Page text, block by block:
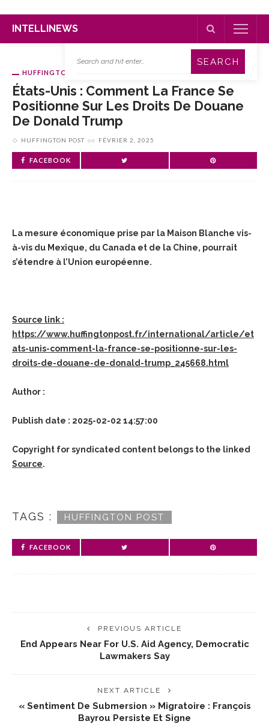
INTELLINEWS
HUFFINGTON POST
États-Unis : Comment La France Se
Positionne Sur Les Droits De Douane
De Donald Trump
HUFFINGTON POST on FÉVRIER 2, 2025
FACEBOOK
La mesure économique prise par la Maison Blanche vis-
à-vis du Mexique, du Canada et de la Chine, pourrait
s’étendre à l’Union européenne.
Source link :
https://www.huffingtonpost.fr/international/article/et
ats-unis-comment-la-france-se-positionne-sur-les-
droits-de-douane-de-donald-trump_245668.html
Author :
Publish date : 2025-02-02 14:57:00
Copyright for syndicated content belongs to the linked
Source.
TAGS : HUFFINGTON POST
FACEBOOK
PREVIOUS ARTICLE
End Appears Near For U.S. Aid Agency, Democratic
Lawmakers Say
NEXT ARTICLE
« Sentiment De Submersion » Migratoire : François
Bayrou Persiste Et Signe